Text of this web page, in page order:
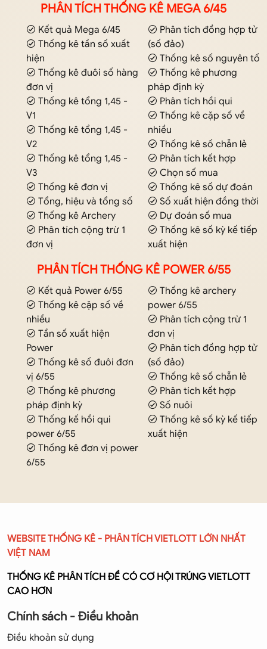
PHÂN TÍCH THỐNG KÊ MEGA 6/45
Kết quả Mega 6/45
Thống kê tần số xuất
hiện
Thống kê đuôi số hàng
đơn vị
Thống kê tổng 1,45 -
V1
Thống kê tổng 1,45 -
V2
Thống kê tổng 1,45 -
V3
Thống kê đơn vị
Tổng, hiệu và tổng số
Thống kê Archery
Phân tích cộng trừ 1
đơn vị
Phân tích đồng hợp tử
(số đảo)
Thống kê số nguyên tố
Thống kê phương
pháp định kỳ
Phân tích hồi qui
Thống kê cặp số về
nhiều
Thống kê số chẵn lẻ
Phân tích kết hợp
Chọn số mua
Thống kê số dự đoán
Số xuất hiện đồng thời
Dự đoán số mua
Thống kê số kỳ kế tiếp
xuất hiện
PHÂN TÍCH THỐNG KÊ POWER 6/55
Kết quả Power 6/55
Thống kê cặp số về
nhiều
Tần số xuất hiện
Power
Thống kê số đuôi đơn
vị 6/55
Thống kê phương
pháp định kỳ
Thống kế hồi qui
power 6/55
Thống kê đơn vị power
6/55
Thống kê archery
power 6/55
Phân tích cộng trừ 1
đơn vị
Phân tích đồng hợp tử
(số đảo)
Thống kê số chẵn lẻ
Phân tích kết hợp
Số nuôi
Thống kê số kỳ kế tiếp
xuất hiện
WEBSITE THỐNG KÊ - PHÂN TÍCH VIETLOTT LỚN NHẤT
VIỆT NAM
THỐNG KÊ PHÂN TÍCH ĐỂ CÓ CƠ HỘI TRÚNG VIETLOTT
CAO HƠN
Chính sách - Điều khoản
Điều khoản sử dụng